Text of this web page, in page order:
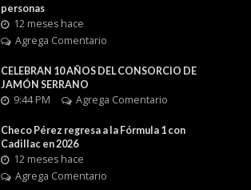
personas
12 meses hace
Agrega Comentario
CELEBRAN 10 AÑOS DEL CONSORCIO DE
JAMÓN SERRANO
9:44 PM Agrega Comentario
Checo Pérez regresa a la Fórmula 1 con
Cadillac en 2026
12 meses hace
Agrega Comentario